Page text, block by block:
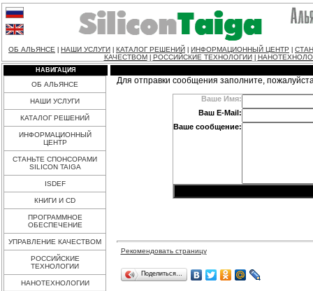
ОБ АЛЬЯНСЕ НАШИ УСЛУГИ КАТАЛОГ РЕШЕНИЙ ИНФОРМАЦИОННЫЙ ЦЕНТР
КАЧЕСТВОМ
РОССИЙСКИЕ ТЕХНОЛОГИИ
НАВИГАЦИЯ
ОБ АЛЬЯНСЕ
НАШИ УСЛУГИ
КАТАЛОГ РЕШЕНИЙ
ИНФОРМАЦИОННЫЙ
ЦЕНТР
СТАНЬТЕ СПОНСОРАМИ
SILICON TAIGA
ISDEF
КНИГИ И CD
ПРОГРАММНОЕ
ОБЕСПЕЧЕНИЕ
УПРАВЛЕНИЕ КАЧЕСТВОМ
РОССИЙСКИЕ
ТЕХНОЛОГИИ
НАНОТЕХНОЛОГИИ
Для отправки сообщения заполните,
Ваше Имя:
Ваш E-Mail:
Ваше сообщение:
Рекомендовать страницу
Поделиться…